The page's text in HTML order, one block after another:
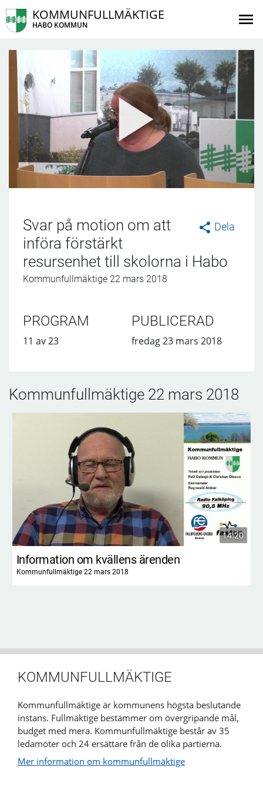
KOMMUNFULLMÄKTIGE
HABO KOMMUN
Dela
Svar på motion om att
införa förstärkt
resursenhet till skolorna i Habo
Kommunfullmäktige 22 mars 2018
PROGRAM
11 av 23
PUBLICERAD
fredag 23 mars 2018
Kommunfullmäktige 22 mars 2018
14:20
Information om kvällens ärenden
Kommunfullmäktige 22 mars 2018
KOMMUNFULLMÄKTIGE
Kommunfullmäktige är kommunens högsta beslutande
instans. Fullmäktige bestämmer om övergripande mål,
budget med mera. Kommunfullmäktige består av 35
ledamöter och 24 ersättare från de olika partierna.
Mer information om kommunfullmäktige